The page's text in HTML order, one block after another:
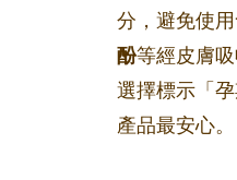
分，避免使
酚等經皮膚
選擇標示「
產品最安心。